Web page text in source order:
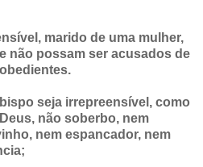
marido de uma mulher,
não possam ser acusados de
seja irrepreensível, como
não soberbo, nem
nem espancador, nem